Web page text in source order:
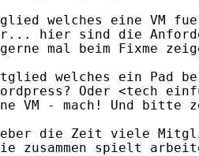
welches eine VM
hier sind die
mal beim Fixme
welches ein Pad
Oder <tech
VM - mach! Und bitte
ueber die Zeit viele
zusammen spielt